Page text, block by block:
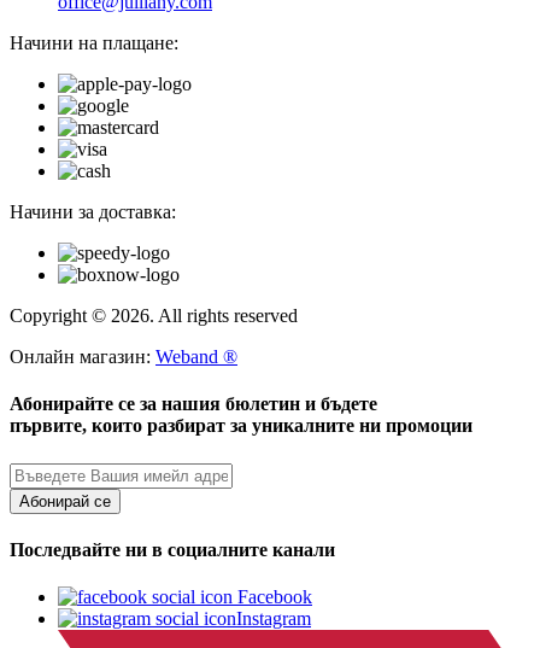
Начини на плащане:
Начини за доставка:
Copyright © 2026. All rights reserved
Онлайн магазин: Weband ®
Абонирайте се за нашия бюлетин и бъдете
първите, които разбират за уникалните ни промоции
Абонирай се
Последвайте ни в социалните канали
Facebook
Instagram